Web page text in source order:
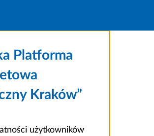
Platforma
Kraków”
użytkowników